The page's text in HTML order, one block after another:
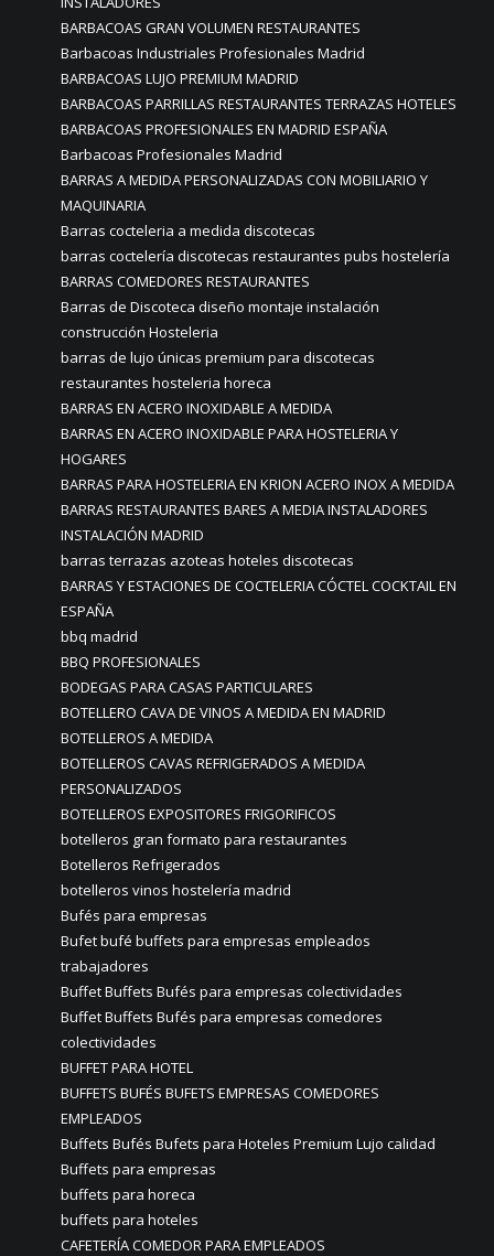
BARBACOAS GRAN VOLUMEN RESTAURANTES
Barbacoas Industriales Profesionales Madrid
BARBACOAS LUJO PREMIUM MADRID
BARBACOAS PARRILLAS RESTAURANTES TERRAZAS HOTELES
BARBACOAS PROFESIONALES EN MADRID ESPAÑA
Barbacoas Profesionales Madrid
BARRAS A MEDIDA PERSONALIZADAS CON MOBILIARIO Y
MAQUINARIA
Barras cocteleria a medida discotecas
barras coctelería discotecas restaurantes pubs hostelería
BARRAS COMEDORES RESTAURANTES
Barras de Discoteca diseño montaje instalación
construcción Hosteleria
barras de lujo únicas premium para discotecas
restaurantes hosteleria horeca
BARRAS EN ACERO INOXIDABLE A MEDIDA
BARRAS EN ACERO INOXIDABLE PARA HOSTELERIA Y
HOGARES
BARRAS PARA HOSTELERIA EN KRION ACERO INOX A MEDIDA
BARRAS RESTAURANTES BARES A MEDIA INSTALADORES
INSTALACIÓN MADRID
barras terrazas azoteas hoteles discotecas
BARRAS Y ESTACIONES DE COCTELERIA CÓCTEL COCKTAIL EN
ESPAÑA
bbq madrid
BBQ PROFESIONALES
BODEGAS PARA CASAS PARTICULARES
BOTELLERO CAVA DE VINOS A MEDIDA EN MADRID
BOTELLEROS A MEDIDA
BOTELLEROS CAVAS REFRIGERADOS A MEDIDA
PERSONALIZADOS
BOTELLEROS EXPOSITORES FRIGORIFICOS
botelleros gran formato para restaurantes
Botelleros Refrigerados
botelleros vinos hostelería madrid
Bufés para empresas
Bufet bufé buffets para empresas empleados
trabajadores
Buffet Buffets Bufés para empresas colectividades
Buffet Buffets Bufés para empresas comedores
colectividades
BUFFET PARA HOTEL
BUFFETS BUFÉS BUFETS EMPRESAS COMEDORES
EMPLEADOS
Buffets Bufés Bufets para Hoteles Premium Lujo calidad
Buffets para empresas
buffets para horeca
buffets para hoteles
CAFETERÍA COMEDOR PARA EMPLEADOS